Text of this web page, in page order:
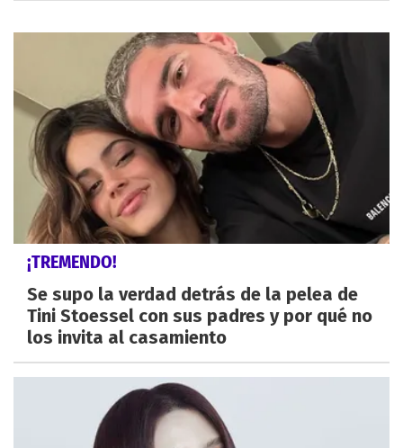
¡TREMENDO!
Se supo la verdad detrás de la pelea de
Tini Stoessel con sus padres y por qué no
los invita al casamiento